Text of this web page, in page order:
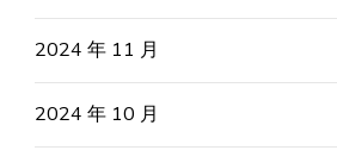
2024 年 11 月
2024 年 10 月